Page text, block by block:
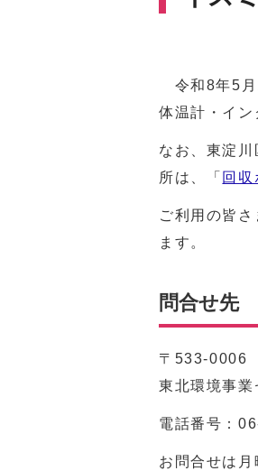
令和8年5月
体温計・イン
なお、東淀
所は、「 回収
ご利用の皆
ます。
問合せ先
〒533-0006
東北環境事業
電話番号：
お問合せは